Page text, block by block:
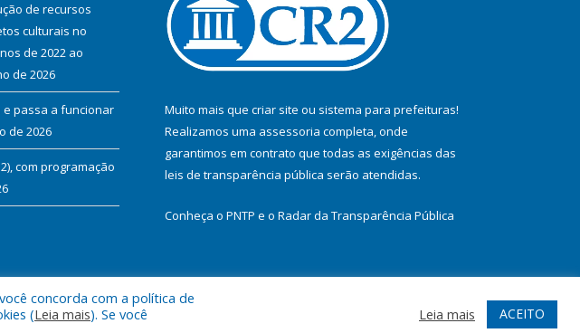
de recursos
culturais no
de 2022 ao
de 2026
e passa a funcionar
de 2026
com programação
Muito mais que criar site ou sistema para prefeituras!
Realizamos uma assessoria completa, onde
garantimos em contrato que todas as exigências das
leis de transparência pública serão atendidas.
Conheça o PNTP e o Radar da Transparência Pública
Mapa do Site Acessar Webmail
concorda com a política de
(Leia mais). Se você
Leia mais ACEITO